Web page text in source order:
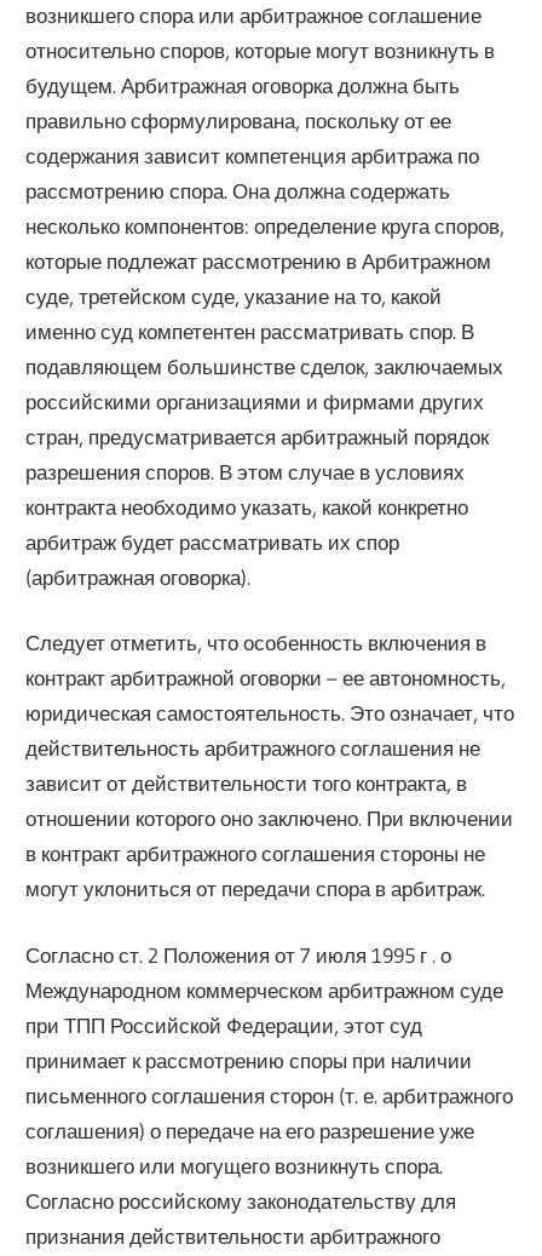
возникшего спора или арбитражное соглашение
относительно споров, которые могут возникнуть в
будущем. Арбитражная оговорка должна быть
правильно сформулирована, поскольку от ее
содержания зависит компетенция арбитража по
рассмотрению спора. Она должна содержать
несколько компонентов: определение круга споров,
которые подлежат рассмотрению в Арбитражном
суде, третейском суде, указание на то, какой
именно суд компетентен рассматривать спор. В
подавляющем большинстве сделок, заключаемых
российскими организациями и фирмами других
стран, предусматривается арбитражный порядок
разрешения споров. В этом случае в условиях
контракта необходимо указать, какой конкретно
арбитраж будет рассматривать их спор
(арбитражная оговорка).
Следует отметить, что особенность включения в
контракт арбитражной оговорки – ее автономность,
юридическая самостоятельность. Это означает, что
действительность арбитражного соглашения не
зависит от действительности того контракта, в
отношении которого оно заключено. При включении
в контракт арбитражного соглашения стороны не
могут уклониться от передачи спора в арбитраж.
Согласно ст. 2 Положения от 7 июля 1995 г . о
Международном коммерческом арбитражном суде
при ТПП Российской Федерации, этот суд
принимает к рассмотрению споры при наличии
письменного соглашения сторон (т. е. арбитражного
соглашения) о передаче на его разрешение уже
возникшего или могущего возникнуть спора.
Согласно российскому законодательству для
признания действительности арбитражного